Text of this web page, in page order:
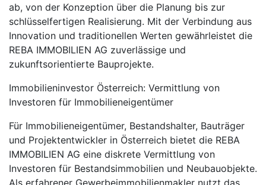
ab, von der Konzeption über die Planung bis zur
schlüsselfertigen Realisierung. Mit der Verbindung aus
Innovation und traditionellen Werten gewährleistet die
REBA IMMOBILIEN AG zuverlässige und
zukunftsorientierte Bauprojekte.
Immobilieninvestor Österreich: Vermittlung von
Investoren für Immobilieneigentümer
Für Immobilieneigentümer, Bestandshalter, Bauträger
und Projektentwickler in Österreich bietet die REBA
IMMOBILIEN AG eine diskrete Vermittlung von
Investoren für Bestandsimmobilien und Neubauobjekte.
Als erfahrener Gewerbeimmobilienmakler nutzt das